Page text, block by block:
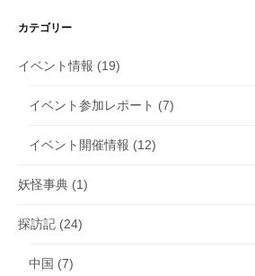
カテゴリー
イベント情報 (19)
イベント参加レポート (7)
イベント開催情報 (12)
妖怪事典 (1)
探訪記 (24)
中国 (7)